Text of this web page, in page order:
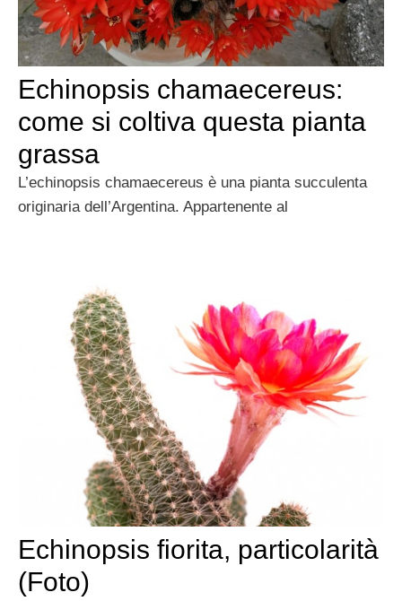
Echinopsis chamaecereus:
come si coltiva questa pianta
grassa
L’echinopsis chamaecereus è una pianta succulenta
originaria dell’Argentina. Appartenente al
Echinopsis fiorita, particolarità
(Foto)